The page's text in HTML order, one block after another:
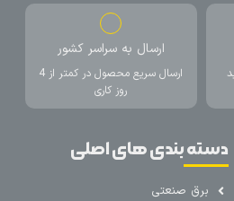
ارسال به سراسر کشور
ارسال سریع محصول در کمتر از 4
روز کاری
دسته بندی های اصلی
برق صنعتی